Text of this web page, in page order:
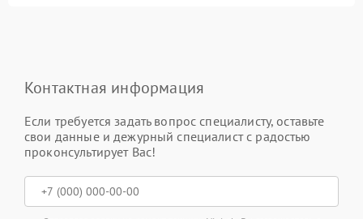
Контактная информация
Если требуется задать вопрос специалисту, оставьте
свои данные и дежурный специалист с радостью
проконсультирует Вас!